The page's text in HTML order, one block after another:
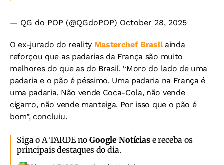
— QG do POP (@QGdoPOP) October 28, 2025
O ex-jurado do reality Masterchef Brasilainda
reforçou que as padarias da França são muito
melhores do que as do Brasil. “Moro do lado de uma
padaria e o pão é péssimo. Uma padaria na França é
uma padaria. Não vende Coca-Cola, não vende
cigarro, não vende manteiga. Por isso que o pão é
bom”, concluiu.
Siga o A TARDE noGoogle Notíciase receba os
principais destaques do dia.